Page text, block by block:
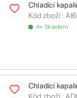
Chladící
Kód zboží :
4+ Skladem
Chladící